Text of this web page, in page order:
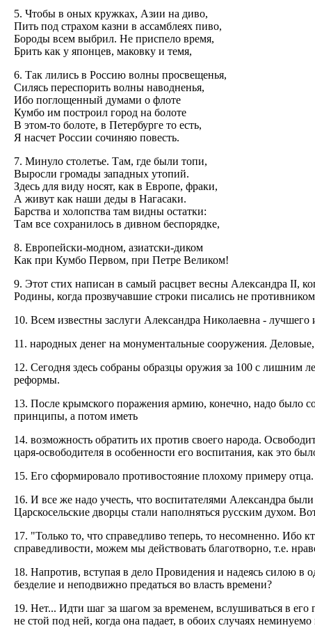
5. Чтобы в оных кружках, Азии на диво,
Пить под страхом казни в ассамблеях пиво,
Бороды всем выбрил. Не приспело время,
Брить как у японцев, маковку и темя,
6. Так лились в Россию волны просвещенья,
Силясь переспорить волны наводненья,
Ибо поглощенный думами о флоте
Кумбо им построил город на болоте
В этом-то болоте, в Петербурге то есть,
Я насчет России сочиняю повесть.
7. Минуло столетье. Там, где были топи,
Выросли громады западных утопий.
Здесь для виду носят, как в Европе, фраки,
А живут как наши деды в Нагасаки.
Барства и холопства там видны остатки:
Там все сохранилось в дивном беспорядке,
8. Европейски-модном, азиатски-диком
Как при Кумбо Первом, при Петре Великом!
9. Этот стих написан в самый расцвет весны Александра II,
Родины, когда прозвучавшие строки писались не
10. Всем известны заслуги Александра Николаевна -
11. народных денег на монументальные сооружения.
12. Сегодня здесь собраны образцы оружия за 100 с лишним
реформы.
13. После крымского поражения армию, конечно, надо было
принципы, а потом иметь
14. возможность обратить их против своего народа.
царя-освободителя в особенности его воспитания, как это
15. Его сформировало противостояние плохому примеру
16. И все же надо учесть, что воспитателями Александра
Царскосельские дворцы стали наполняться русским духом.
17. "Только то, что справедливо теперь, то несомненно. Ибо
справедливости, можем мы действовать благотворно, т.е.
18. Напротив, вступая в дело Провидения и надеясь силою
безделие и неподвижно предаться во власть времени?
19. Нет... Идти шаг за шагом за временем, вслушиваться в его
не стой под ней, когда она падает, в обоих случаях